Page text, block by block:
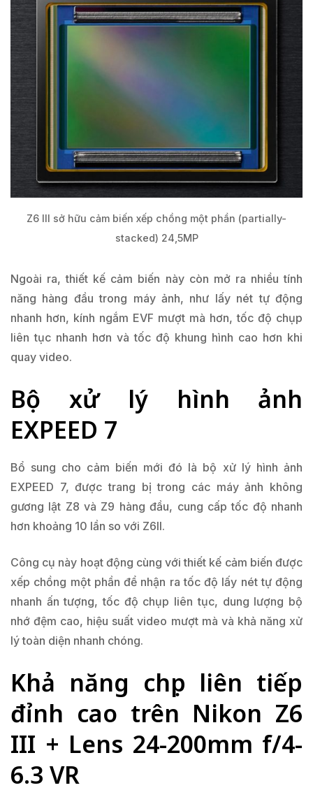
Z6 III sở hữu cảm biến xếp chồng một phần (partially-
stacked) 24,5MP
Ngoài ra, thiết kế cảm biến này còn mở ra nhiều tính
năng hàng đầu trong máy ảnh, như lấy nét tự động
nhanh hơn, kính ngắm EVF mượt mà hơn, tốc độ chụp
liên tục nhanh hơn và tốc độ khung hình cao hơn khi
quay video.
Bộ xử lý hình ảnh
EXPEED 7
Bổ sung cho cảm biến mới đó là bộ xử lý hình ảnh
EXPEED 7, được trang bị trong các máy ảnh không
gương lật Z8 và Z9 hàng đầu, cung cấp tốc độ nhanh
hơn khoảng 10 lần so với Z6II.
Công cụ này hoạt động cùng với thiết kế cảm biến được
xếp chồng một phần để nhận ra tốc độ lấy nét tự động
nhanh ấn tượng, tốc độ chụp liên tục, dung lượng bộ
nhớ đệm cao, hiệu suất video mượt mà và khả năng xử
lý toàn diện nhanh chóng.
Khả năng chụp liên tiếp
đỉnh cao trên Nikon Z6
III + Lens 24-200mm f/4-
6.3 VR